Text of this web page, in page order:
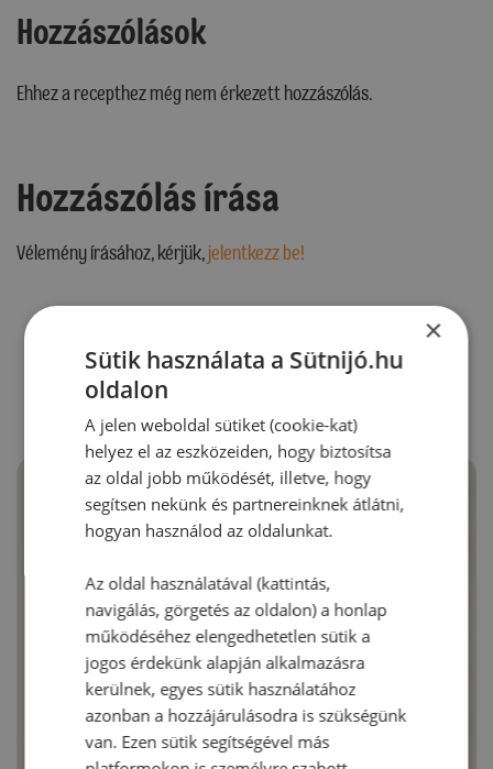
Hozzászólások
Ehhez a recepthez még nem érkezett hozzászólás.
Hozzászólás írása
Vélemény írásához, kérjük,jelentkezz be!
RECEPTAJÁNLÓ
×
Sütik használata a Sütnijó.hu
oldalon
A jelen weboldal sütiket (cookie-kat)
helyez el az eszközeiden, hogy biztosítsa
az oldal jobb működését, illetve, hogy
segítsen nekünk és partnereinknek átlátni,
hogyan használod az oldalunkat.
Az oldal használatával (kattintás,
navigálás, görgetés az oldalon) a honlap
működéséhez elengedhetetlen sütik a
jogos érdekünk alapján alkalmazásra
kerülnek, egyes sütik használatához
azonban a hozzájárulásodra is szükségünk
van. Ezen sütik segítségével más